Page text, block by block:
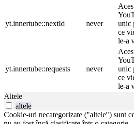
yt.innertube::nextId never
unic
ce
le-a
yt.innertube::requests never
unic
ce
le-a
Altele
altele
Cookie-uri necategorizate ("altele") sunt